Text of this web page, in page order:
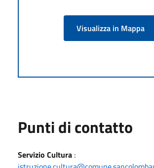
Visualizza in Mappa
Punti di contatto
Servizio Cultura :